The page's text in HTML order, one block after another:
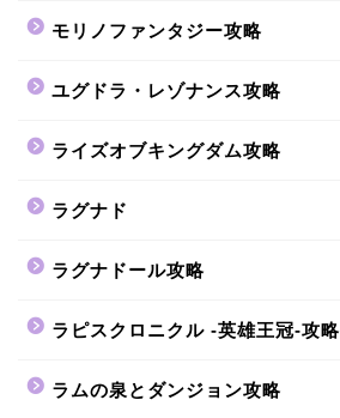
モリノファンタジー攻略
ユグドラ・レゾナンス攻略
ライズオブキングダム攻略
ラグナド
ラグナドール攻略
ラピスクロニクル -英雄王冠-攻略
ラムの泉とダンジョン攻略